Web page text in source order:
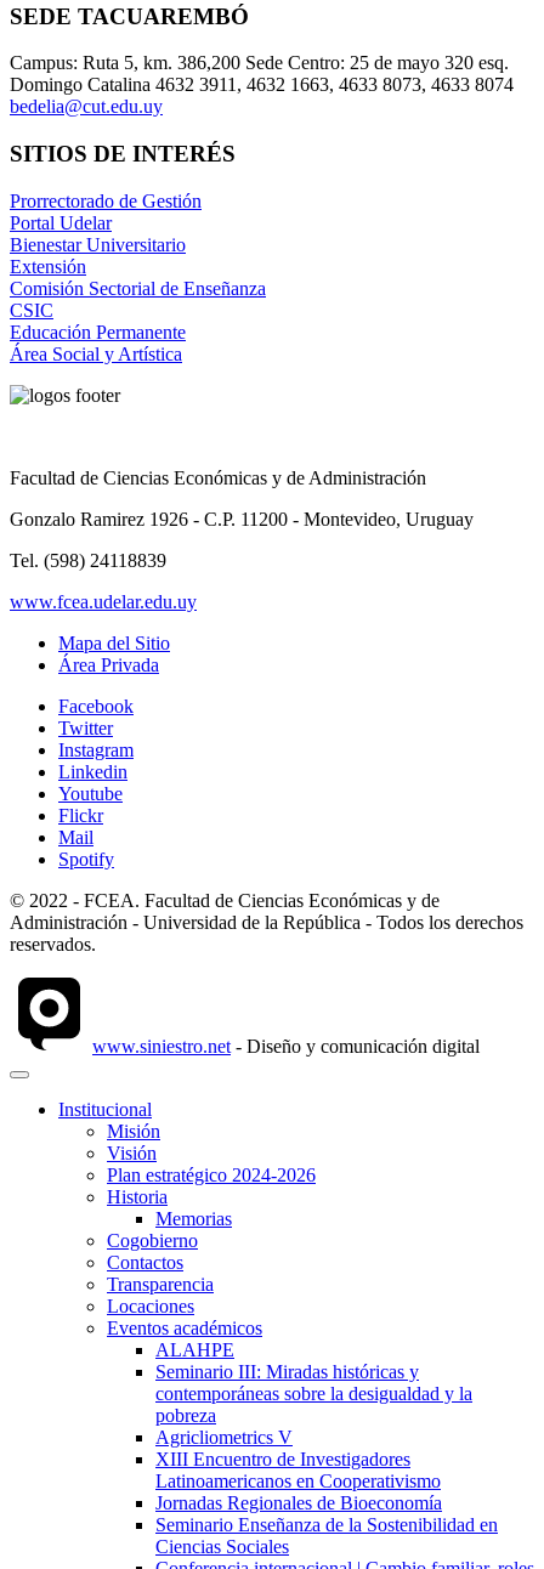
SEDE TACUAREMBÓ
Campus: Ruta 5, km. 386,200 Sede Centro: 25 de mayo 320 esq.
Domingo Catalina 4632 3911, 4632 1663, 4633 8073, 4633 8074
bedelia@cut.edu.uy
SITIOS DE INTERÉS
Prorrectorado de Gestión
Portal Udelar
Bienestar Universitario
Extensión
Comisión Sectorial de Enseñanza
CSIC
Educación Permanente
Área Social y Artística
Facultad de Ciencias Económicas y de Administración
Gonzalo Ramirez 1926 - C.P. 11200 - Montevideo, Uruguay
Tel. (598) 24118839
www.fcea.udelar.edu.uy
Mapa del Sitio
Área Privada
Facebook
Twitter
Instagram
Linkedin
Youtube
Flickr
Mail
Spotify
© 2022 - FCEA. Facultad de Ciencias Económicas y de
Administración - Universidad de la República - Todos los derechos
reservados.
www.siniestro.net - Diseño y comunicación digital
Institucional
Misión
Visión
Plan estratégico 2024-2026
Historia
Memorias
Cogobierno
Contactos
Transparencia
Locaciones
Eventos académicos
ALAHPE
Seminario III: Miradas históricas y
contemporáneas sobre la desigualdad y la
pobreza
Agricliometrics V
XIII Encuentro de Investigadores
Latinoamericanos en Cooperativismo
Jornadas Regionales de Bioeconomía
Seminario Enseñanza de la Sostenibilidad en
Ciencias Sociales